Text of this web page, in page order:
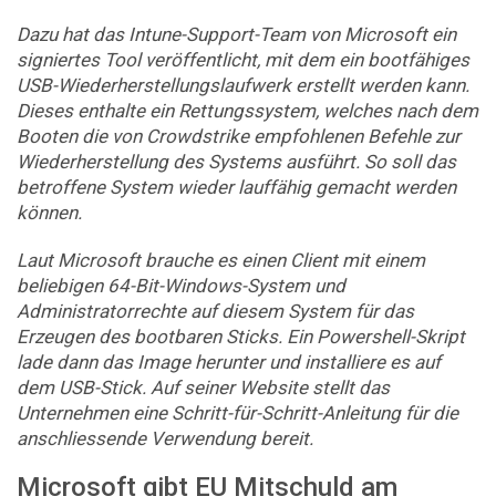
Dazu hat das Intune-Support-Team von Microsoft ein
signiertes Tool veröffentlicht, mit dem ein bootfähiges
USB-Wiederherstellungslaufwerk erstellt werden kann.
Dieses enthalte ein Rettungssystem, welches nach dem
Booten die von Crowdstrike empfohlenen Befehle zur
Wiederherstellung des Systems ausführt. So soll das
betroffene System wieder lauffähig gemacht werden
können.
Laut Microsoft brauche es einen Client mit einem
beliebigen 64-Bit-Windows-System und
Administratorrechte auf diesem System für das
Erzeugen des bootbaren Sticks. Ein Powershell-Skript
lade dann das Image herunter und installiere es auf
dem USB-Stick. Auf seiner Website stellt das
Unternehmen eine Schritt-für-Schritt-Anleitung für die
anschliessende Verwendung bereit.
Microsoft gibt EU Mitschuld am